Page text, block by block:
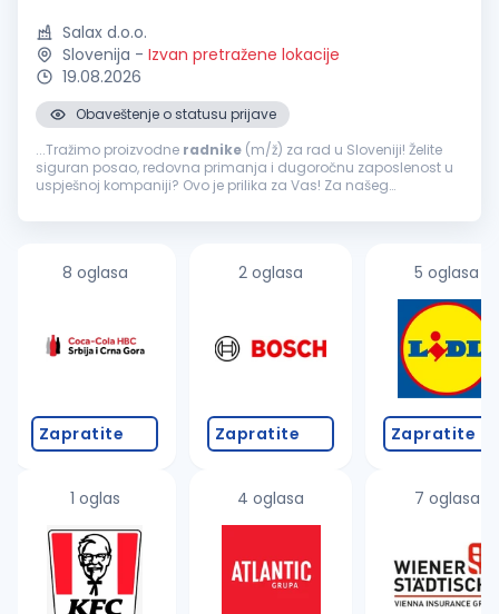
Salax d.o.o.
Slovenija - Izvan pretražene lokacije
19.08.2026
Obaveštenje o statusu prijave
...Tražimo proizvodne radnike (m/ž) za rad u Sloveniji! Želite
siguran posao, redovna primanja i dugoročnu zaposlenost u
uspješnoj kompaniji? Ovo je prilika za Vas! Za našeg
industrije...
8 oglasa
Zapratite
1 oglas
2 oglasa
Zapratite
4 oglasa
5 oglasa
Zapratite
7 oglasa